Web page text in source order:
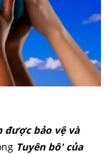
được bảo vệ và
Tuyên bô' của